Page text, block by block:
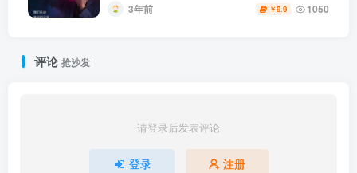
3年前 ￥9.9 1050
评论抢沙发
请登录后发表评论
登录 注册